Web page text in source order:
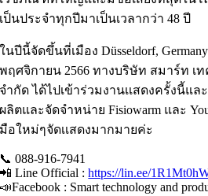
เป็นประจำทุกปีมาเป็นเวลากว่า 48 ปี
ในปีนี้จัดขึ้นที่เมือง Düsseldorf,
พฤศจิกายน 2566 ทางบริษัท สมาร์ท เ
จำกัด ได้ไปเข้าร่วมงานเเสดงครั้งนี้แล
ผลิตและจัดจำหน่าย Fisiowarm และ
มือใหม่ๆจัดเเสดงมากมายค่ะ
📞 088-916-7941
📲 Line Official :https://lin.ee/
📣Facebook : Smart technology and